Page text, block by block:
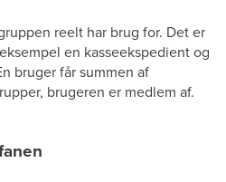
reelt har brug for. Det er
en kasseekspedient og
bruger får summen af
brugeren er medlem af.